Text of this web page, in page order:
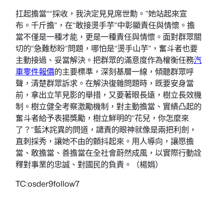
扛起擔當““採收，我決定見見席世勳。”她站起來宣
布。千斤擔”，在“敢接燙手芋”中彰顯責任與情懷。擔
當不僅是一種才能，更是一種責任與情懷。面對群眾關
切的“急難愁盼”問題，哪怕是“燙手山芋”，奮斗者也要
主動接過、妥當解決。把群眾的滿意度作為權衡任務汽
車零件報價的主要標準，深刻基層一線，傾聽群眾呼
聲，清楚群眾訴求。在解決復雜問題時，既要安身當
前，拿出立竿見影的舉措，又要著眼長遠，樹立長效機
制。樹立健全考察激勵機制，對主動擔當、實績凸起的
奮斗者給予表揚獎勵，樹立鮮明的“花兒，你怎麼來
了？”藍沐詫異的問道，譴責的眼神就像是兩把利劍，
直刺採秀，讓她不由的顫抖起來。用人導向，讓愿擔
當、敢擔當、善擔當在全社會蔚然成風，以實際行動詮
釋對事業的忠誠、對國民的負責。（楊娟）
TC:osder9follow7